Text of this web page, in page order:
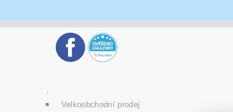
Velkoobchodní prodej